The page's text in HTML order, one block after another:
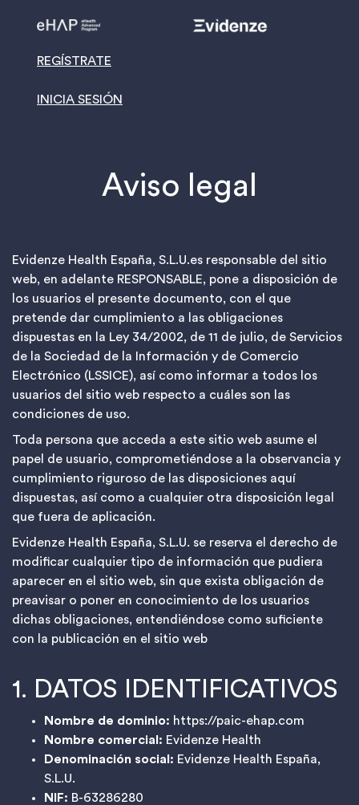
REGÍSTRATE
INICIA SESIÓN
Aviso legal
Evidenze Health España, S.L.U.es responsable del sitio
web, en adelante RESPONSABLE, pone a disposición de
los usuarios el presente documento, con el que
pretende dar cumplimiento a las obligaciones
dispuestas en la Ley 34/2002, de 11 de julio, de Servicios
de la Sociedad de la Información y de Comercio
Electrónico (LSSICE), así como informar a todos los
usuarios del sitio web respecto a cuáles son las
condiciones de uso.
Toda persona que acceda a este sitio web asume el
papel de usuario, comprometiéndose a la observancia y
cumplimiento riguroso de las disposiciones aquí
dispuestas, así como a cualquier otra disposición legal
que fuera de aplicación.
Evidenze Health España, S.L.U. se reserva el derecho de
modificar cualquier tipo de información que pudiera
aparecer en el sitio web, sin que exista obligación de
preavisar o poner en conocimiento de los usuarios
dichas obligaciones, entendiéndose como suficiente
con la publicación en el sitio web
1. DATOS IDENTIFICATIVOS
Nombre de dominio: https://paic-ehap.com
Nombre comercial: Evidenze Health
Denominación social: Evidenze Health España,
S.L.U.
NIF: B-63286280